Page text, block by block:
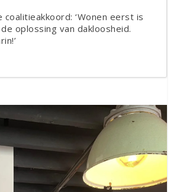
‘Wonen eerst is
oplossing van dakloosheid.